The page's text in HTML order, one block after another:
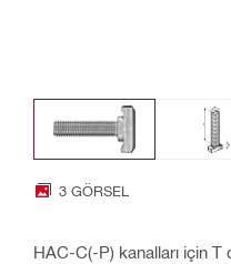
3 GÖRSEL
HAC-C(-P) kanalları için T